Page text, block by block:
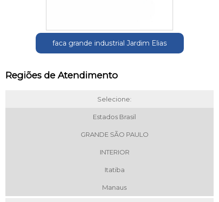
faca grande industrial Jardim Elias
Regiões de Atendimento
Selecione:
Estados Brasil
GRANDE SÃO PAULO
INTERIOR
Itatiba
Manaus